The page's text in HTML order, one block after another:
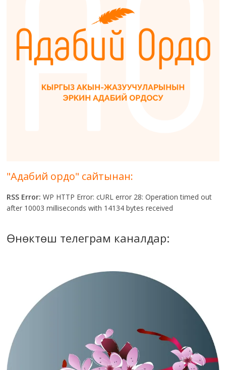
"Адабий ордо" сайтынан:
RSS Error: WP HTTP Error: cURL error 28: Operation timed out
after 10003 milliseconds with 14134 bytes received
Өнөктөш телеграм каналдар: